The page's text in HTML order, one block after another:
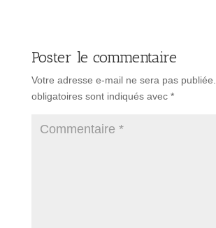
Poster le commentaire
Votre adresse e-mail ne sera pas publiée.
obligatoires sont indiqués avec *